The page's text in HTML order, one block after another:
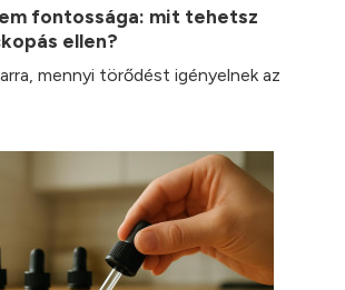
fontossága: mit tehetsz
ellen?
mennyi törődést igényelnek az